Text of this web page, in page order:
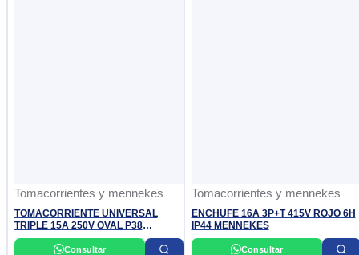
Tomacorrientes y mennekes
TOMACORRIENTE UNIVERSAL
TRIPLE 15A 250V OVAL P38
BTICINO
Consultar
Tomacorrientes y mennekes
ENCHUFE 16A 3P+T 415V ROJO 6H
IP44 MENNEKES
Consultar